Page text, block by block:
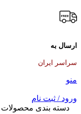
ارسال به
سراسر ایران
منو
ورود / ثبت نام
دسته بندی محصولات